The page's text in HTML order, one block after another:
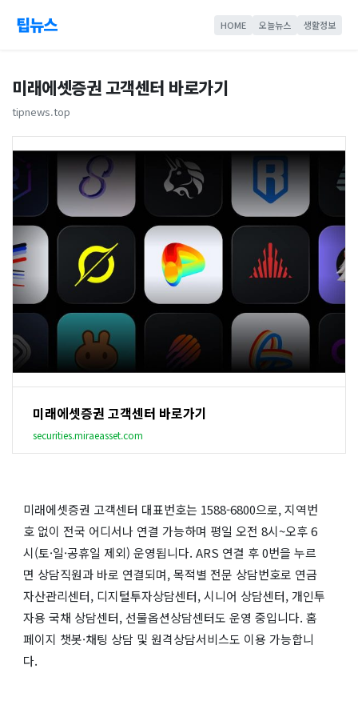
팁뉴스 HOME 오늘뉴스 생활정보
미래에셋증권 고객센터 바로가기
tipnews.top
미래에셋증권 고객센터 바로가기
securities.miraeasset.com
미래에셋증권 고객센터 대표번호는 1588-6800으로, 지역번
호 없이 전국 어디서나 연결 가능하며 평일 오전 8시~오후 6
시(토·일·공휴일 제외) 운영됩니다. ARS 연결 후 0번을 누르
면 상담직원과 바로 연결되며, 목적별 전문 상담번호로 연금
자산관리센터, 디지털투자상담센터, 시니어 상담센터, 개인투
자용 국채 상담센터, 선물옵션상담센터도 운영 중입니다. 홈
페이지 챗봇·채팅 상담 및 원격상담서비스도 이용 가능합니
다.